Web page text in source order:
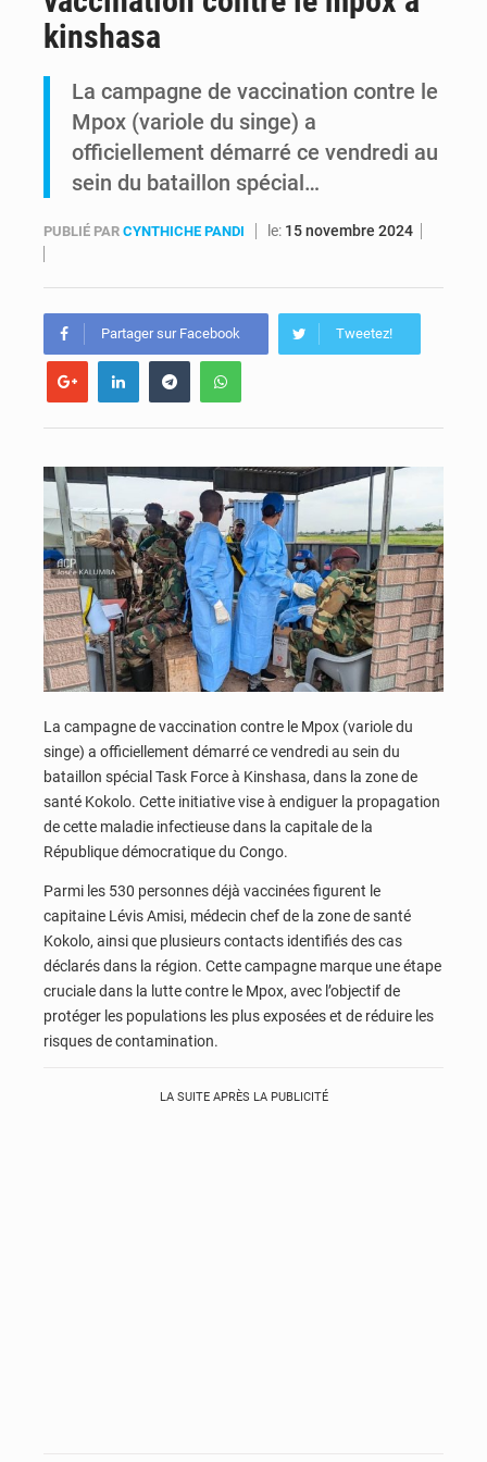
Comment des milliers d’Africains protègent et font fructifier leur argent avec l’USDT
kinshasa
La campagne de vaccination contre le
Mpox (variole du singe) a
officiellement démarré ce vendredi au
sein du bataillon spécial…
PUBLIÉ PAR CYNTHICHE PANDI le: 15 novembre 2024
Partager sur Facebook Tweetez!
La campagne de vaccination contre le Mpox (variole du
singe) a officiellement démarré ce vendredi au sein du
bataillon spécial Task Force à Kinshasa, dans la zone de
santé Kokolo. Cette initiative vise à endiguer la propagation
de cette maladie infectieuse dans la capitale de la
République démocratique du Congo.
Parmi les 530 personnes déjà vaccinées figurent le
capitaine Lévis Amisi, médecin chef de la zone de santé
Kokolo, ainsi que plusieurs contacts identifiés des cas
déclarés dans la région. Cette campagne marque une étape
cruciale dans la lutte contre le Mpox, avec l’objectif de
protéger les populations les plus exposées et de réduire les
risques de contamination.
LA SUITE APRÈS LA PUBLICITÉ